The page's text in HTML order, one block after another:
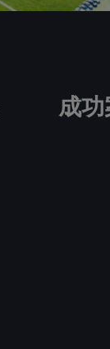
成